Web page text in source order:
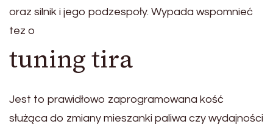
oraz silnik i jego podzespoły. Wypada wspomnieć
tez o
tuning tira
Jest to prawidłowo zaprogramowana kość
służąca do zmiany mieszanki paliwa czy wydajności